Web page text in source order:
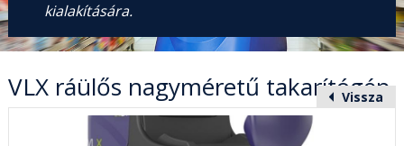
kialakítására.
VLX ráülős nagyméretű takarítógép
Vissza